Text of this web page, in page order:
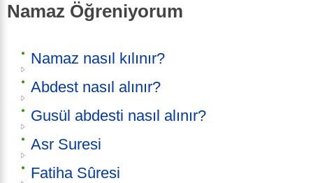
Namaz Öğreniyorum
Namaz nasıl kılınır?
Abdest nasıl alınır?
Gusül abdesti nasıl alınır?
Asr Suresi
Fatiha Sûresi